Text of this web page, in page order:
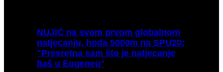
NUJIĆ na svom prvom globalnom
natjecanju, hoda 5000m na SPU20:
"Presretna sam što je natjecanje
baš u Eugeneu"